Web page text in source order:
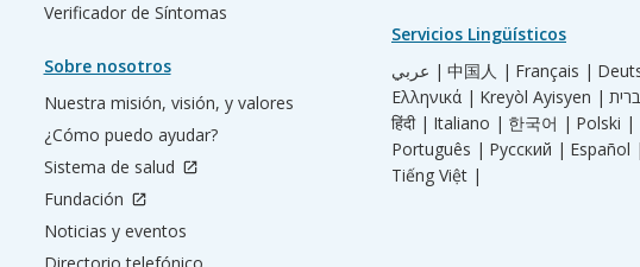
Verificador de Síntomas
Sobre nosotros
Nuestra misión, visión, y valores
¿Cómo puedo ayudar?
Sistema de salud
Fundación
Noticias y eventos
Servicios Lingüísticos
عربي | 中国人 | Français |
Ελληνικά | Kreyòl Ayisyen |
हिंदी | Italiano | 한국어 | Polski |
Português | Русский | Español |
Tiếng Việt |